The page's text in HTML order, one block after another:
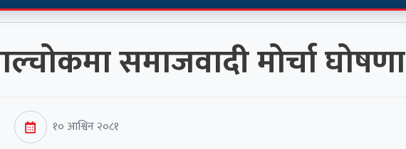
समाजवादी मोर्चा घोषणा
१० आश्विन २०८१